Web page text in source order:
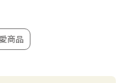
商品